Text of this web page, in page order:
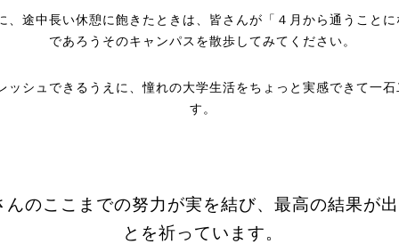
、途中長い休憩に飽きたときは、皆さんが「４月から通うことに
であろうそのキャンパスを散歩してみてください。
ッシュできるうえに、憧れの大学生活をちょっと実感できて一石
す。
んのここまでの努力が実を結び、最高の結果が出
とを祈っています。